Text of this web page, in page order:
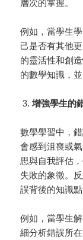
層次的掌握。
例如，當學生
己是否有其他
的靈活性和創
的數學知識，
增強學生的
數學學習中，
會感到沮喪或
思與自我評估
失敗的象徵。
誤背後的知識
例如，當學生
細分析錯誤所